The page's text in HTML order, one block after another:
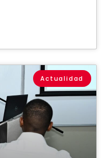
Actualidad